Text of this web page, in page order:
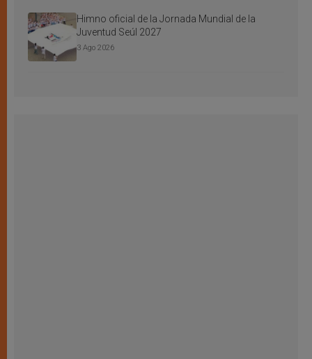
Himno oficial de la Jornada Mundial de la
Juventud Seúl 2027
3 Ago 2026